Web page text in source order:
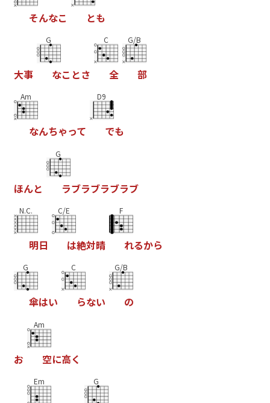
そんなこ とも
大事
G
なこ とさ
C
全
G/B
部
Am
なんちゃって
D9
でも
ほんと
G
ラブラブラブラブ
N.C.
明日
C/E
は絶対晴
F
れるから
G
傘はい
C
らない
G/B
の
お
Am
空に高く
Em G